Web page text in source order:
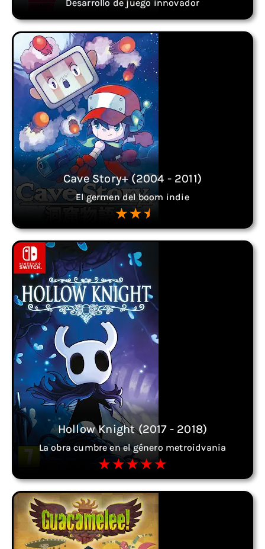
Desarrollo de juego innovador
Cave Story+ (2004 - 2011)
El germen del boom indie
Hollow Knight (2017 - 2018)
La obra cumbre en el género metroidvania